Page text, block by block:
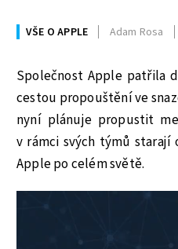
VŠE O APPLE Adam Rosa
Společnost Apple patřila
cestou propouštění ve
nyní plánuje propustit
v rámci svých týmů
Apple po celém světě.